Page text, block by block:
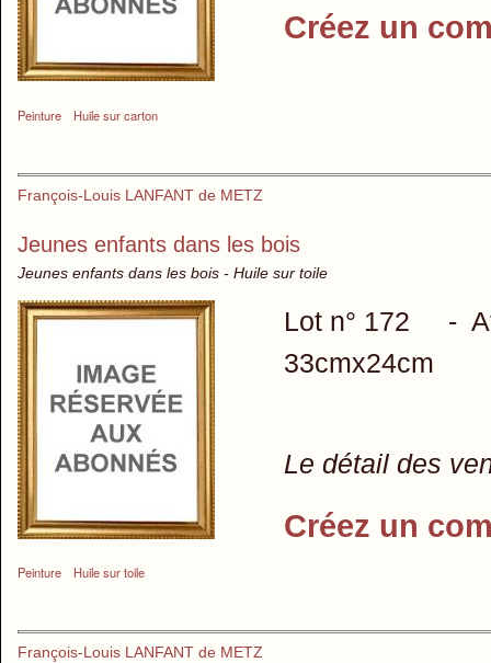
Peinture Huile sur carton
Créez un
François-Louis LANFANT de METZ
Jeunes enfants dans les bois
Jeunes enfants dans les bois - Huile sur toile
Peinture Huile sur toile
Lot n° 172 -
33cmx24cm
Le détail des
Créez un
François-Louis LANFANT de METZ